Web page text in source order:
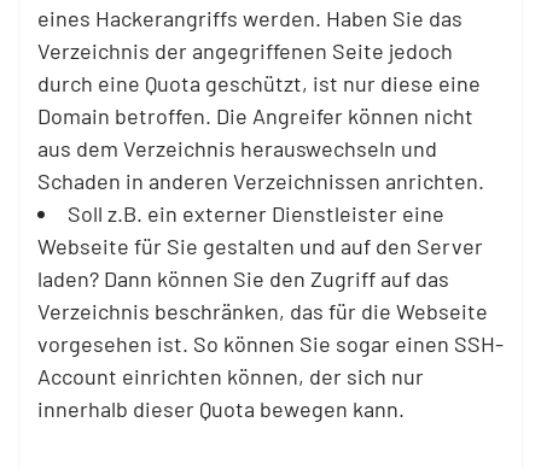
eines Hackerangriffs werden. Haben Sie das
Verzeichnis der angegriffenen Seite jedoch
durch eine Quota geschützt, ist nur diese eine
Domain betroffen. Die Angreifer können nicht
aus dem Verzeichnis herauswechseln und
Schaden in anderen Verzeichnissen anrichten.
Soll z.B. ein externer Dienstleister eine
Webseite für Sie gestalten und auf den Server
laden? Dann können Sie den Zugriff auf das
Verzeichnis beschränken, das für die Webseite
vorgesehen ist. So können Sie sogar einen SSH-
Account einrichten können, der sich nur
innerhalb dieser Quota bewegen kann.